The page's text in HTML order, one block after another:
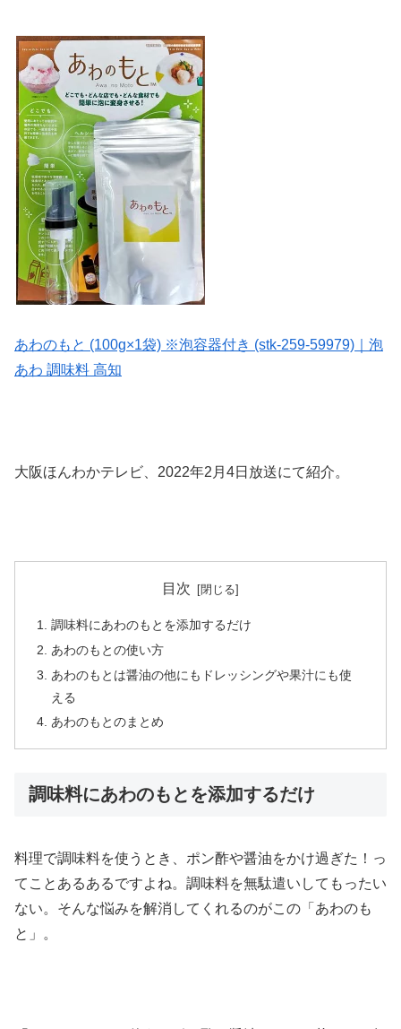
あわのもと (100g×1袋) ※泡容器付き (stk-259-59979)｜泡
あわ 調味料 高知
大阪ほんわかテレビ、2022年2月4日放送にて紹介。
目次
調味料にあわのもとを添加するだけ
あわのもとの使い方
あわのもとは醤油の他にもドレッシングや果汁にも使
える
あわのもとのまとめ
調味料にあわのもとを添加するだけ
料理で調味料を使うとき、ポン酢や醤油をかけ過ぎた！っ
てことあるあるですよね。調味料を無駄遣いしてもったい
ない。そんな悩みを解消してくれるのがこの「あわのも
と」。